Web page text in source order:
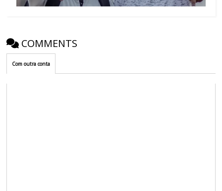
COMMENTS
Com outra conta